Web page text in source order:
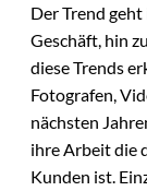
Der Trend
Geschäft, hin
diese Trends
Fotografen,
nächsten
ihre Arbeit die
Kunden ist.